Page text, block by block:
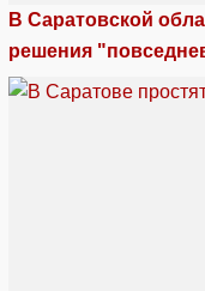
В Саратовской
решения